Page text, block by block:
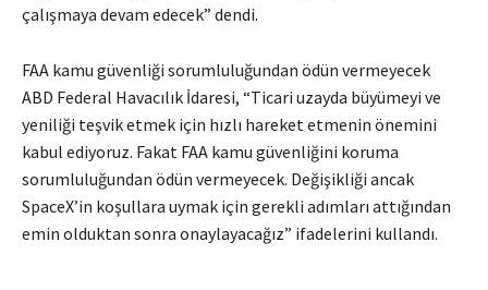
çalışmaya devam edecek” dendi.
FAA kamu güvenliği sorumluluğundan ödün vermeyecek
ABD Federal Havacılık İdaresi, “Ticari uzayda büyümeyi ve
yeniliği teşvik etmek için hızlı hareket etmenin önemini
kabul ediyoruz. Fakat FAA kamu güvenliğini koruma
sorumluluğundan ödün vermeyecek. Değişikliği ancak
SpaceX’in koşullara uymak için gerekli adımları attığından
emin olduktan sonra onaylayacağız” ifadelerini kullandı.